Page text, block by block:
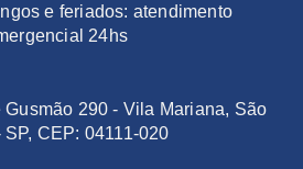
e feriados: atendimento
24hs
Gusmão 290 - Vila Mariana, São
SP, CEP: 04111-020